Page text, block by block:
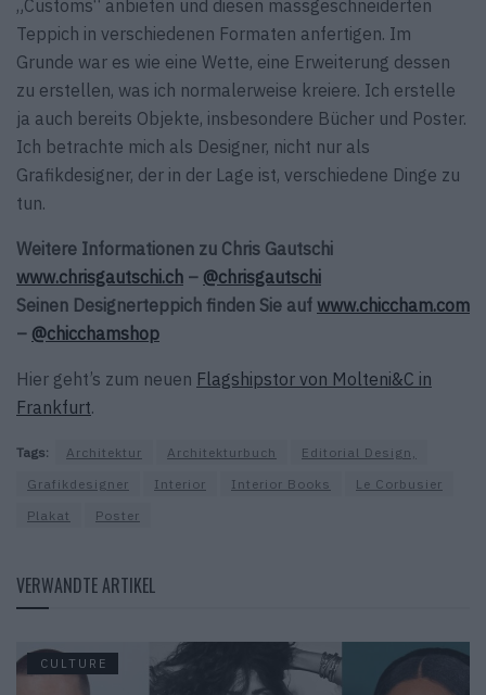
„Customs“ anbieten und diesen massgeschneiderten
Teppich in verschiedenen Formaten anfertigen. Im
Grunde war es wie eine Wette, eine Erweiterung dessen
zu erstellen, was ich normalerweise kreiere. Ich erstelle
ja auch bereits Objekte, insbesondere Bücher und Poster.
Ich betrachte mich als Designer, nicht nur als
Grafikdesigner, der in der Lage ist, verschiedene Dinge zu
tun.
Weitere Informationen zu Chris Gautschi
www.chrisgautschi.ch – @chrisgautschi
Seinen Designerteppich finden Sie auf www.chiccham.com
– @chicchamshop
Hier geht’s zum neuen Flagshipstor von Molteni&C in
Frankfurt.
Tags: Architektur Architekturbuch
Editorial Design,
Grafikdesigner
Interior Interior Books
Le Corbusier
Plakat
Poster
VERWANDTE ARTIKEL
CULTURE